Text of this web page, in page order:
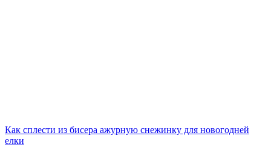
Как сплести из бисера ажурную снежинку для новогодней
елки